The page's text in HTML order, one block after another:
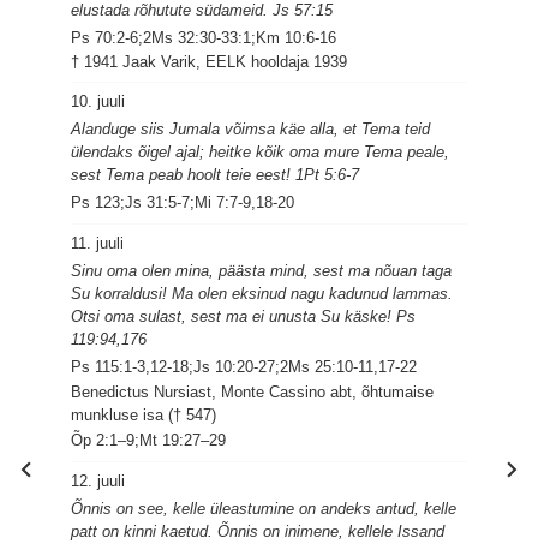
elustada rõhutute südameid. Js 57:15
Ps 70:2-6;2Ms 32:30-33:1;Km 10:6-16
† 1941 Jaak Varik, EELK hooldaja 1939
10. juuli
Alanduge siis Jumala võimsa käe alla, et Tema teid
ülendaks õigel ajal; heitke kõik oma mure Tema peale,
sest Tema peab hoolt teie eest! 1Pt 5:6-7
Ps 123;Js 31:5-7;Mi 7:7-9,18-20
11. juuli
Sinu oma olen mina, päästa mind, sest ma nõuan taga
Su korraldusi! Ma olen eksinud nagu kadunud lammas.
Otsi oma sulast, sest ma ei unusta Su käske! Ps
119:94,176
Ps 115:1-3,12-18;Js 10:20-27;2Ms 25:10-11,17-22
Benedictus Nursiast, Monte Cassino abt, õhtumaise
munkluse isa († 547)
Õp 2:1–9;Mt 19:27–29
12. juuli
Õnnis on see, kelle üleastumine on andeks antud, kelle
patt on kinni kaetud. Õnnis on inimene, kellele Issand